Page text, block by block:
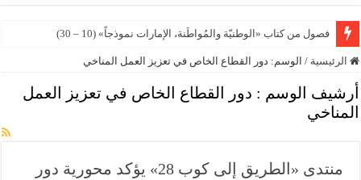
فصول من كتاب «الوطنيّة والمُواطَنة، الإمارات نموذجاً» (10 – 30)
الرئيسية / الوسم: دور القطاع الخاص في تعزيز العمل المناخي
أرشيف الوسم : دور القطاع الخاص في تعزيز العمل
المناخي
منتدى «الطريق إلى كوب 28» يؤكد محورية دور